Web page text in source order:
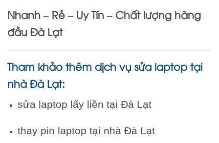
Nhanh – Rẻ – Uy Tín – Chất lượng hàng
đầu Đà Lạt
Tham khảo thêm dịch vụ sửa laptop tại
nhà Đà Lạt:
sửa laptop lấy liền tại Đà Lạt
thay pin laptop tại nhà Đà Lạt